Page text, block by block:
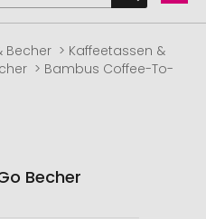
Becher
Kaffeetassen &
Bambus Coffee-To-
Becher